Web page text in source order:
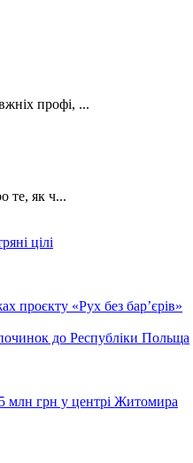
профі, ...
те, як ч...
проєкту «Рух без бар’єрів»
до Республіки Польща
млн грн у центрі Житомира